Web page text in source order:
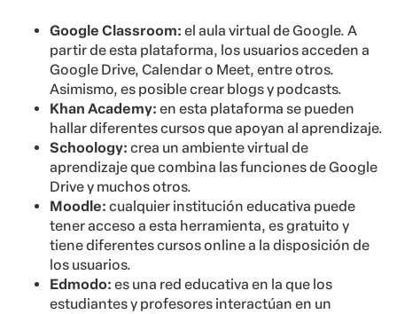
Google Classroom: el aula virtual de Google. A
partir de esta plataforma, los usuarios acceden a
Google Drive, Calendar o Meet, entre otros.
Asimismo, es posible crear blogs y podcasts.
Khan Academy: en esta plataforma se pueden
hallar diferentes cursos que apoyan al aprendizaje.
Schoology: crea un ambiente virtual de
aprendizaje que combina las funciones de Google
Drive y muchos otros.
Moodle: cualquier institución educativa puede
tener acceso a esta herramienta, es gratuito y
tiene diferentes cursos online a la disposición de
los usuarios.
Edmodo: es una red educativa en la que los
estudiantes y profesores interactúan en un